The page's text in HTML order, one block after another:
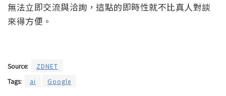
無法立即交流與洽詢，這點的即時性就不比真人對談
來得方便。
Source:
ZDNET
Tags:
ai Google